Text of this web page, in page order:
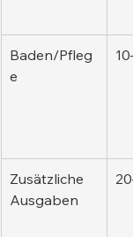
Baden/Pfleg
e
Zusätzliche
Ausgaben